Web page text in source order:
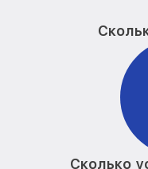
Сколько